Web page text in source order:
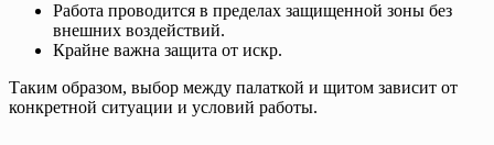
Работа проводится в пределах защищенной зоны без
внешних воздействий.
Крайне важна защита от искр.
Таким образом, выбор между палаткой и щитом зависит от
конкретной ситуации и условий работы.